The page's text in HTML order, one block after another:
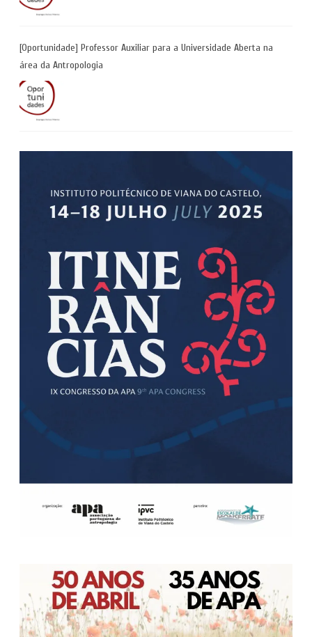
[Oportunidade] Professor Auxiliar para a Universidade Aberta na
área da Antropologia